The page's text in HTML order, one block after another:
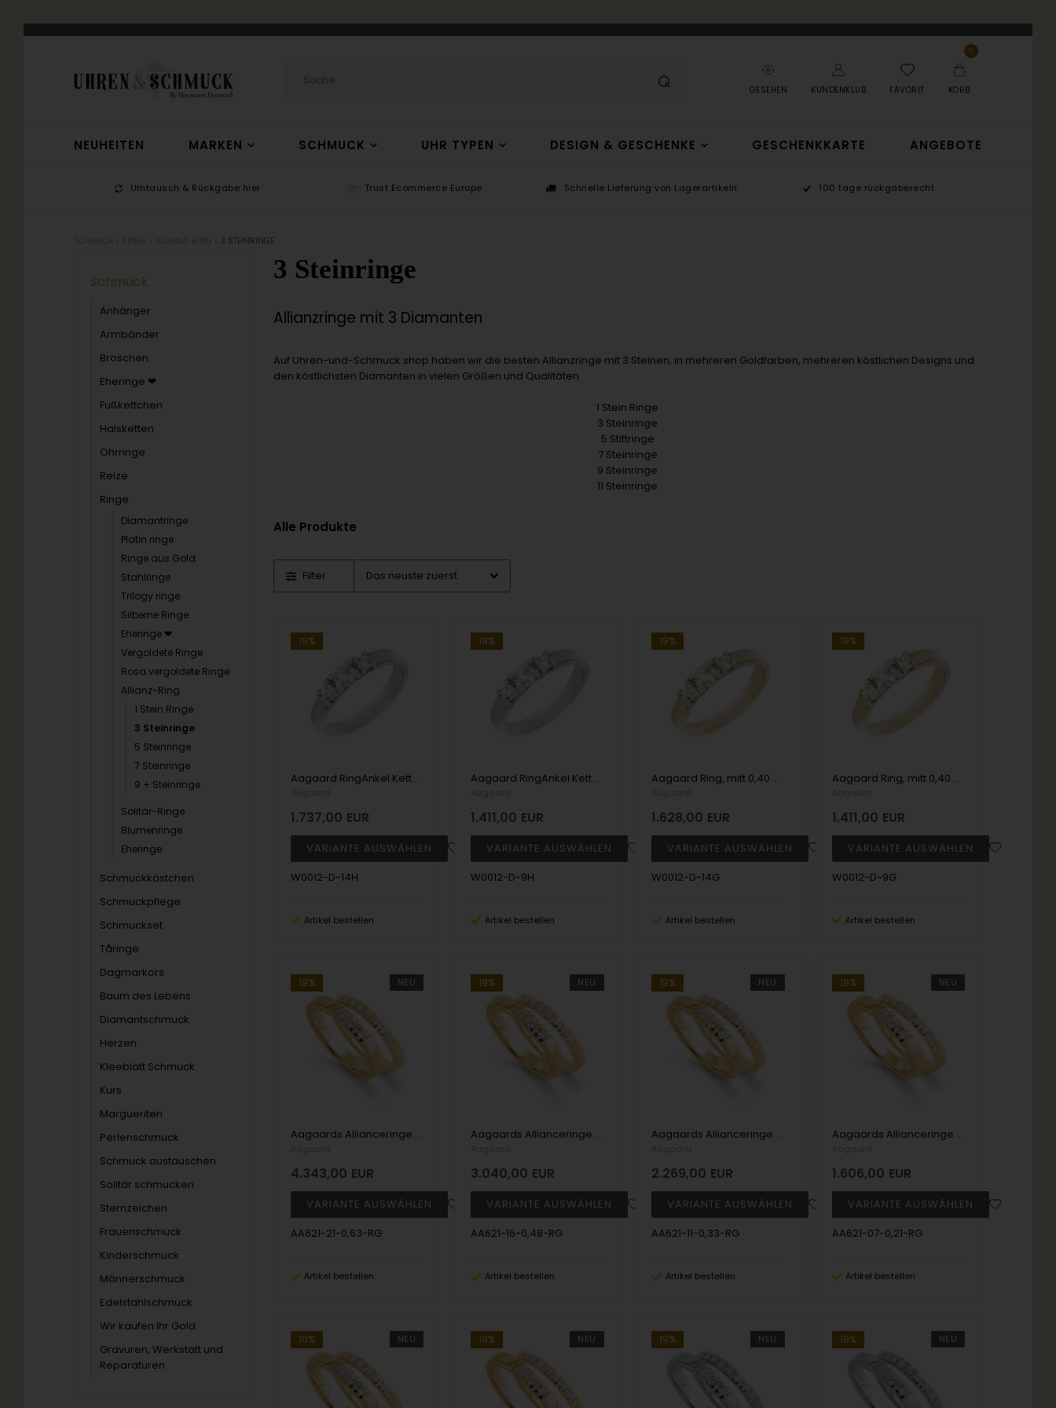
GESEHEN KUNDENKLUB FAVORIT
0
KORB
NEUHEITEN MARKEN SCHMUCK UHR TYPEN DESIGN & GESCHENKE GESCHENKKARTE ANGEBOTE
Umtausch & Rückgabe hier Trust Ecommerce Europe Schnelle Lieferung von Lagerartikeln 100 tage rückgaberecht
3 STEINRINGE
Schmuck
Anhänger
Armbänder
Broschen
Eheringe ❤
Fußkettchen
Halsketten
Ohrringe
Reize
Ringe
Diamantringe
Platin ringe
Ringe aus Gold
Stahlringe
Trilogy ringe
Silberne Ringe
Eheringe ❤
Vergoldete Ringe
Rosa vergoldete Ringe
Allianz-Ring
1 Stein Ringe
3 Steinringe
5 Steinringe
7 Steinringe
9 + Steinringe
Solitär-Ringe
Blumenringe
Eheringe
Schmuckkästchen
Schmuckpflege
Schmuckset
Tåringe
Dagmarkors
Baum des Lebens
Diamantschmuck
Herzen
Kleeblatt Schmuck
Kurs
Margueriten
Perlenschmuck
Schmuck austauschen
Solitär schmucken
Sternzeichen
Frauenschmuck
Kinderschmuck
Männerschmuck
Edelstahlschmuck
Wir kaufen Ihr Gold
Gravuren, Werkstatt und
Reparaturen
3 Steinringe
Allianzringe mit 3 Diamanten
Auf Uhren-und-Schmuck.shop haben wir die besten Allianzringe mit 3 Steinen, in mehreren Goldfarben, mehreren köstlichen Designs und
den köstlichsten Diamanten in vielen Größen und Qualitäten
1 Stein Ringe
3 Steinringe
5 Stiftringe
7 Steinringe
9 Steinringe
11 Steinringe
Alle Produkte
Filter
19%
Aagaard RingAnkel Kette, mitt 0,40 ct Labgrown diamanter Top Wesselton / SI
1.737,00 EUR
W0012-D-14H
Artikel bestellen
19%
Aagaard RingAnkel Kette, mitt 0,40 ct Labgrown diamanter Top Wesselton / SI
1.411,00 EUR
W0012-D-9H
Artikel bestellen
19%
Aagaard Ring, mitt 0,40 ct Labgrown diamanter Top Wesselton / SI
1.628,00 EUR
W0012-D-14G
Artikel bestellen
19%
Aagaard Ring, mitt 0,40 ct Labgrown diamanter Top Wesselton / SI
1.411,00 EUR
W0012-D-9G
Artikel bestellen
NEU
19%
Aagaards Allianceringe model 621 - 14 kt rødguld med 3 stk 0,21 ct TW/SI
4.343,00 EUR
AA621-21-0,63-RG
Artikel bestellen
NEU
19%
Aagaards Allianceringe model 621 - 14 kt rødguld med 3 stk 0,16 ct TW/SI
3.040,00 EUR
AA621-16-0,48-RG
Artikel bestellen
NEU
19%
Aagaards Allianceringe model 621 - 14 kt rødguld med 3 stk 0,11 ct TW/SI
2.269,00 EUR
AA621-11-0,33-RG
Artikel bestellen
NEU
19%
Aagaards Allianceringe model 621 - 14 kt rødguld med 3 stk 0,07 ct TW/SI
1.606,00 EUR
AA621-07-0,21-RG
Artikel bestellen
NEU
10% NEU
19% NEU
19% NEU
19%